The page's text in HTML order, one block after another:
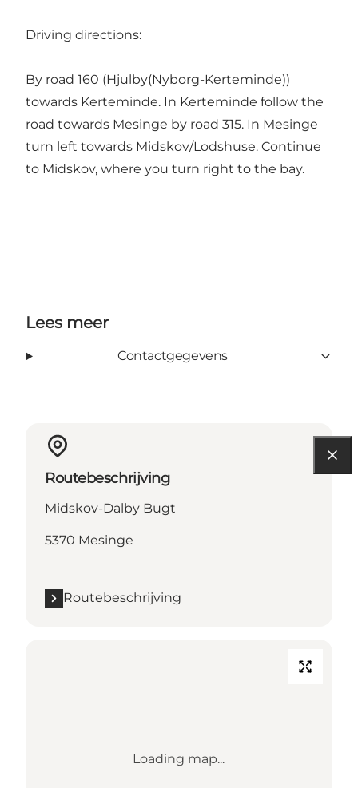
Driving directions:
By road 160 (Hjulby(Nyborg-Kerteminde))
towards Kerteminde. In Kerteminde follow the
road towards Mesinge by road 315. In Mesinge
turn left towards Midskov/Lodshuse. Continue
to Midskov, where you turn right to the bay.
Lees meer
Contactgegevens
Routebeschrijving
Midskov-Dalby Bugt
5370 Mesinge
Routebeschrijving
Loading map...